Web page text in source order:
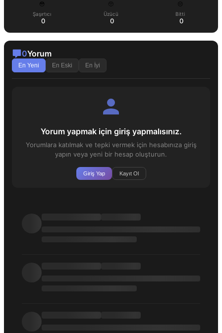
😳
Şaşırtıcı
0
Üzücü
0
😔
Bitti
0
0Yorum
En Yeni En Eski En İyi
Yorum yapmak için giriş yapmalısınız.
Yorumlara katılmak ve tepki vermek için hesabınıza giriş
yapın veya yeni bir hesap oluşturun.
Giriş Yap Kayıt Ol